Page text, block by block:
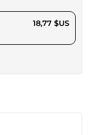
18,77 $US